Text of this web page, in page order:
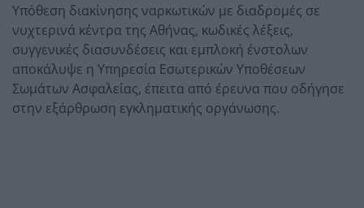
Υπόθεση διακίνησης ναρκωτικών με διαδρομές σε
νυχτερινά κέντρα της Αθήνας, κωδικές λέξεις,
συγγενικές διασυνδέσεις και εμπλοκή ένστολων
αποκάλυψε η Υπηρεσία Εσωτερικών Υποθέσεων
Σωμάτων Ασφαλείας, έπειτα από έρευνα που οδήγησε
στην εξάρθρωση εγκληματικής οργάνωσης.